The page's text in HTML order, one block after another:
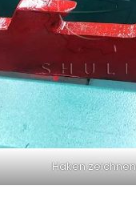
Haken zeichnen